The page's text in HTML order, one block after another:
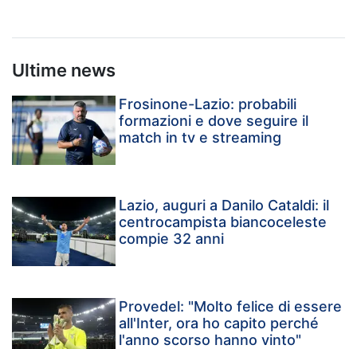
Ultime news
Frosinone-Lazio: probabili
formazioni e dove seguire il
match in tv e streaming
Lazio, auguri a Danilo Cataldi: il
centrocampista biancoceleste
compie 32 anni
Provedel: "Molto felice di essere
all'Inter, ora ho capito perché
l'anno scorso hanno vinto"